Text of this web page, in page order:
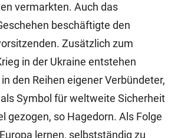
vermarkten. Auch das
beschäftigte den
Zusätzlich zum
in der Ukraine entstehen
den Reihen eigener Verbündeter,
Symbol für weltweite Sicherheit
gezogen, so Hagedorn. Als Folge
lernen, selbstständig zu